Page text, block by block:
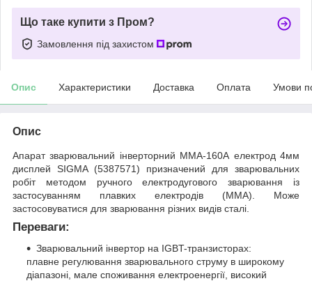
Що таке купити з Пром?
Замовлення під захистом
Опис Характеристики Доставка Оплата Умови
Опис
Апарат зварювальний інверторний ММА-160А електрод 4мм
дисплей SIGMA (5387571) призначений для зварювальних
робіт методом ручного електродугового зварювання із
застосуванням плавких електродів (ММА). Може
застосовуватися для зварювання різних видів сталі.
Переваги:
Зварювальний інвертор на IGBT-транзисторах:
плавне регулювання зварювального струму в широкому
діапазоні, мале споживання електроенергії, високий